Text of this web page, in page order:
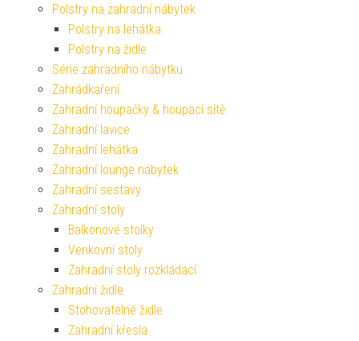
Polstry na zahradní nábytek
Polstry na lehátka
Polstry na židle
Série zahradního nábytku
Zahrádkaření
Zahradní houpačky & houpací sítě
Zahradní lavice
Zahradní lehátka
Zahradní lounge nábytek
Zahradní sestavy
Zahradní stoly
Balkonové stolky
Venkovní stoly
Zahradní stoly rozkládací
Zahradní židle
Stohovatelné židle
Zahradní křesla